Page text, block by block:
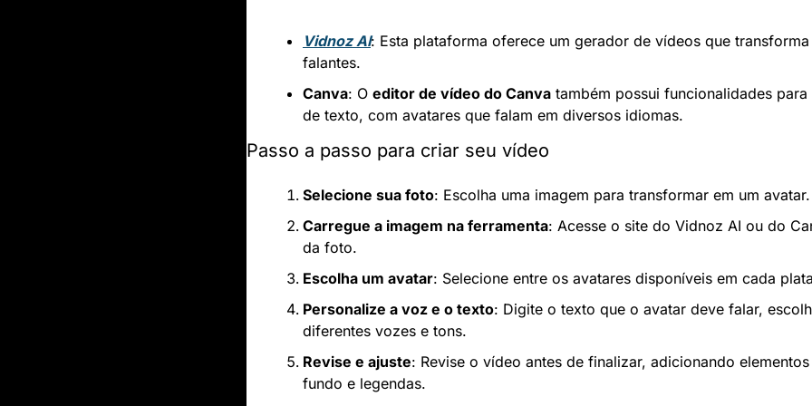
Vidnoz AI: Esta plataforma oferece um gerador de vídeos que
falantes.
Canva: O editor de vídeo do Canva também possui funcionalidades
de texto, com avatares que falam em diversos idiomas.
Passo a passo para criar seu vídeo
Selecione sua foto: Escolha uma imagem para transformar em um avatar.
Carregue a imagem na ferramenta: Acesse o site do Vidnoz AI ou do
da foto.
Escolha um avatar: Selecione entre os avatares disponíveis em cada
Personalize a voz e o texto: Digite o texto que o avatar deve falar,
diferentes vozes e tons.
Revise e ajuste: Revise o vídeo antes de finalizar, adicionando
fundo e legendas.